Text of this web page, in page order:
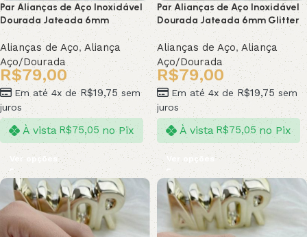
Par Alianças de Aço Inoxidável
Dourada Jateada 6mm
Alianças de Aço,Aliança
Aço/Dourada
R$79,00
Em até 4x deR$19,75 sem
juros
À vista R$75,05 no Pix
Ver opções
Par Alianças de Aço Inoxidável
Dourada Jateada 6mm Glitter
Alianças de Aço,Aliança
Aço/Dourada
R$79,00
Em até 4x de R$19,75 sem
juros
À vista R$75,05 no Pix
Ver opções